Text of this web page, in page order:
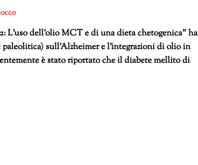
dell’olio MCT e di una dieta chetogenica” ha
sull’Alzheimer e l’integrazioni di olio in
è stato riportato che il diabete mellito di